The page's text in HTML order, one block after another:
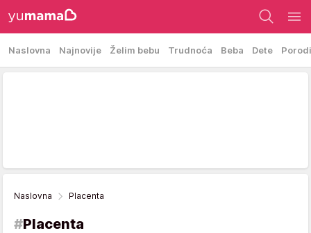
Naslovna Najnovije Želim bebu Trudnoća Beba Dete
Naslovna Placenta
#Placenta